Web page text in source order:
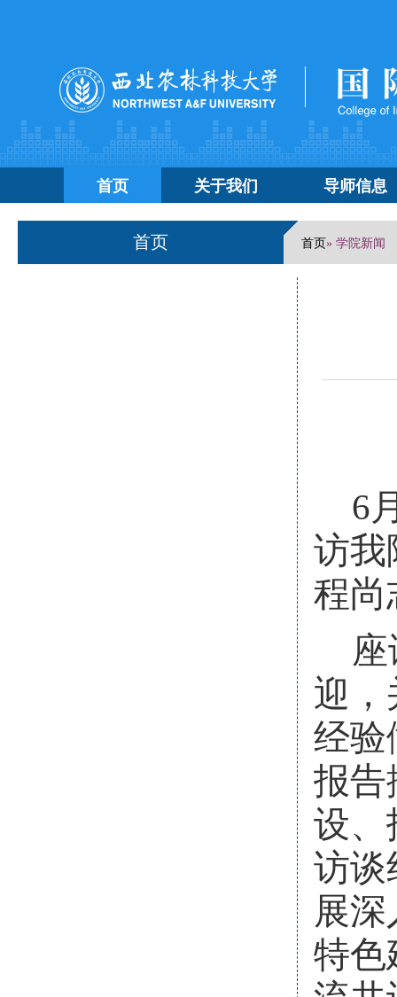
首页 关于我们 导师信息
首页 首页» 学院新闻
6
访我
程尚
迎，
经验
报告
设、
访谈
展
特色